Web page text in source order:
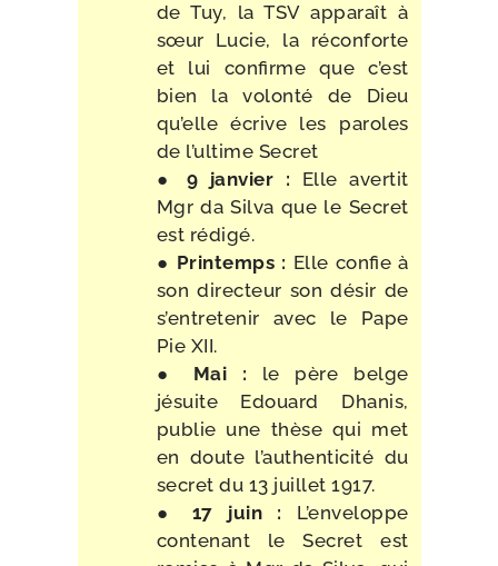
de Tuy, la TSV appa­raît à
sœur Lucie, la récon­forte
et lui confirme que c’est
bien la volon­té de Dieu
qu’elle écrive les paroles
de l’ultime Secret
● 9 jan­vier : Elle aver­tit
Mgr da Silva que le Secret
est rédigé.
● Printemps : Elle confie à
son direc­teur son désir de
s’entretenir avec le Pape
Pie XII.
● Mai : le père belge
jésuite Edouard Dhanis,
publie une thèse qui met
en doute l’au­then­ti­ci­té du
secret du 13 juillet 1917.
● 17 juin : L’enveloppe
conte­nant le Secret est